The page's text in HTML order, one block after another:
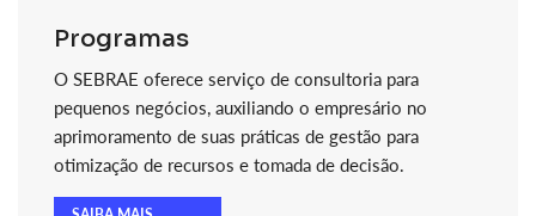
Programas
O SEBRAE oferece serviço de consultoria para
pequenos negócios, auxiliando o empresário no
aprimoramento de suas práticas de gestão para
otimização de recursos e tomada de decisão.